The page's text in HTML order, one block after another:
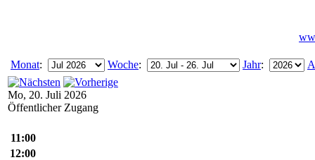
Monat: Woche: Jahr:
Mo, 20. Juli 2026
Öffentlicher Zugang
11:00
12:00